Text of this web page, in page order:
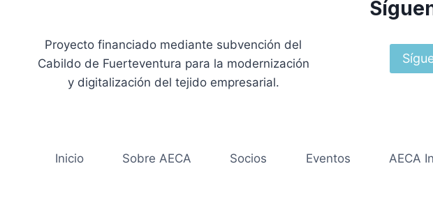
Proyecto financiado mediante subvención del
Cabildo de Fuerteventura para la modernización
y digitalización del tejido empresarial.
Inicio Sobre AECA Socios Eventos AECA